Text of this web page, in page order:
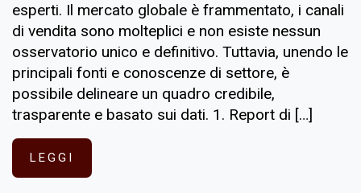
esperti. Il mercato globale è frammentato, i canali
di vendita sono molteplici e non esiste nessun
osservatorio unico e definitivo. Tuttavia, unendo le
principali fonti e conoscenze di settore, è
possibile delineare un quadro credibile,
trasparente e basato sui dati. 1. Report di […]
LEGGI